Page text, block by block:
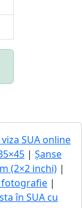
SUA online
| Șanse
(2×2 inchi) |
fotografie |
în SUA cu